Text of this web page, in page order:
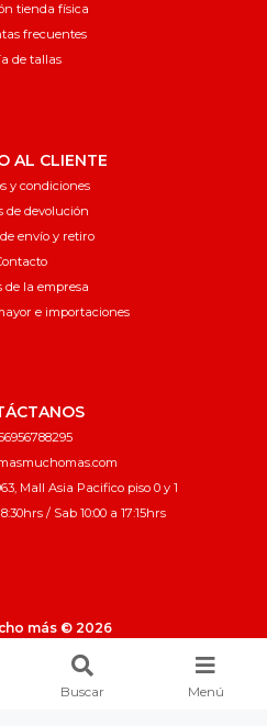
tienda física
frecuentes
de tallas
AL CLIENTE
y condiciones
de devolución
envío y retiro
de la empresa
e importaciones
Mall Asia Pacifico piso 0 y 1
/ Sab 10:00 a 17:15hrs
más © 2026
Yo vendo con
Buscar Menú